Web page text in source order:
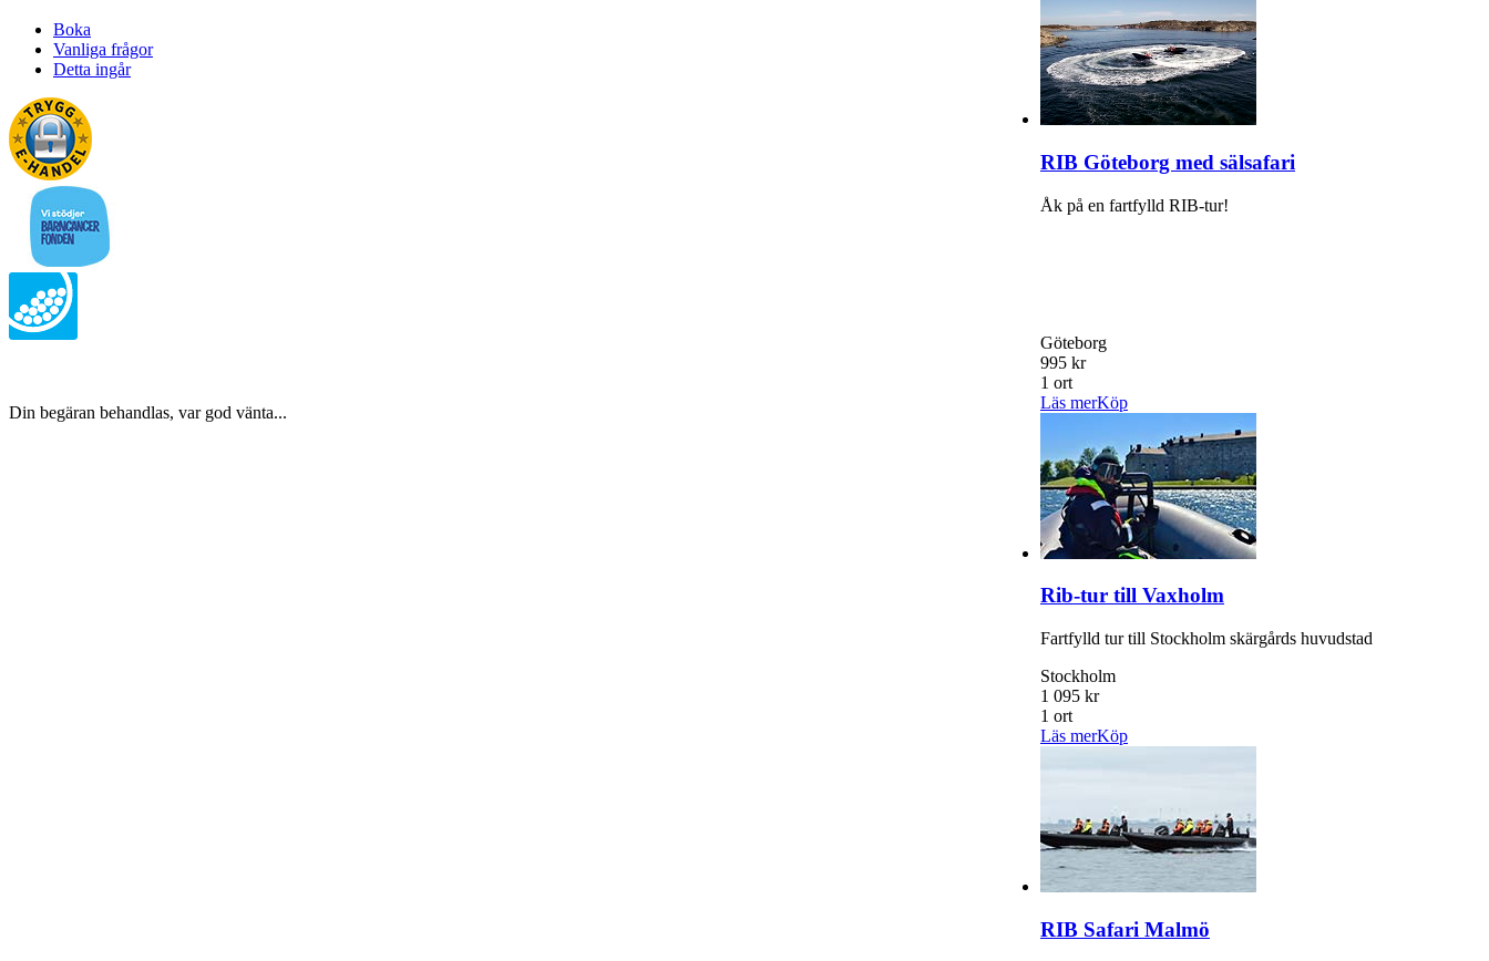
RIB Göteborg med sälsafari
Åk på en fartfylld RIB-tur!
Göteborg
995 kr
1 ort
Läs merKöp
Rib-tur till Vaxholm
Fartfylld tur till Stockholm skärgårds huvudstad
Stockholm
1 095 kr
1 ort
Läs merKöp
RIB Safari Malmö
Boka
Vanliga frågor
Detta ingår
Din begäran behandlas, var god vänta...